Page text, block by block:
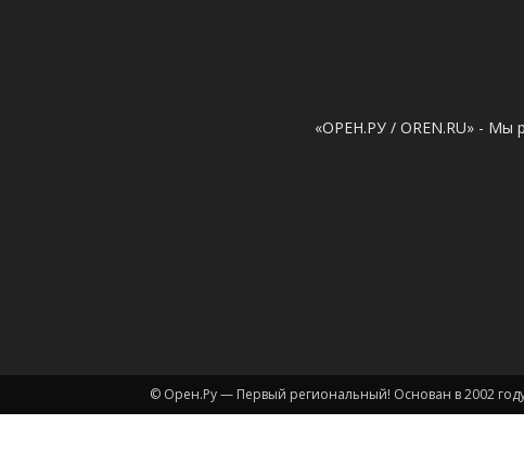
«ОРЕН.РУ / OREN.RU» - Мы
© Орен.Ру — Первый региональный! Основан в 2002